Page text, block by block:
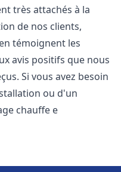
très attachés à la
de nos clients,
témoignent les
avis positifs que nous
Si vous avez besoin
ou d'un
chauffe e